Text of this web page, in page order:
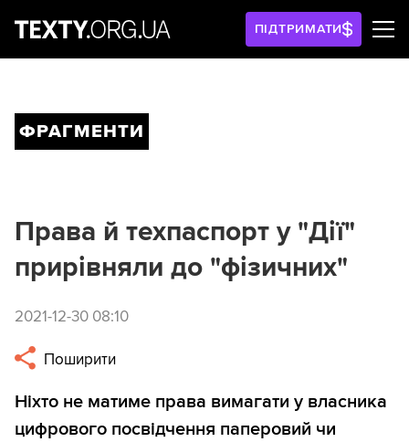
ПІДТРИМАТИ
ФРАГМЕНТИ
Права й техпаспорт у "Дії"
прирівняли до "фізичних"
2021-12-30 08:10
Поширити
Ніхто не матиме права вимагати у власника
цифрового посвідчення паперовий чи